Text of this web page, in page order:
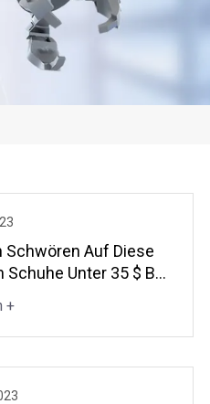
Schwören Auf Diese
Schuhe Unter 35 $ Bei
So Stylisch
+